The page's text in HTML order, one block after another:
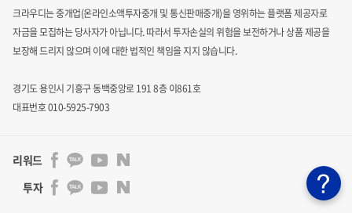
크라우디는 중개업(온라인소액투자중개 및 통신판매중개)을 영위하는 플랫폼 제공자로
자금을 모집하는당사자가 아닙니다. 따라서 투자손실의 위험을 보전하거나 상품 제공을
보장해 드리지 않으며 이에 대한 법적인 책임을 지지 않습니다.
경기도 용인시 기흥구 동백중앙로 191 8층 이861호
대표번호 010-5925-7903
리워드
투자